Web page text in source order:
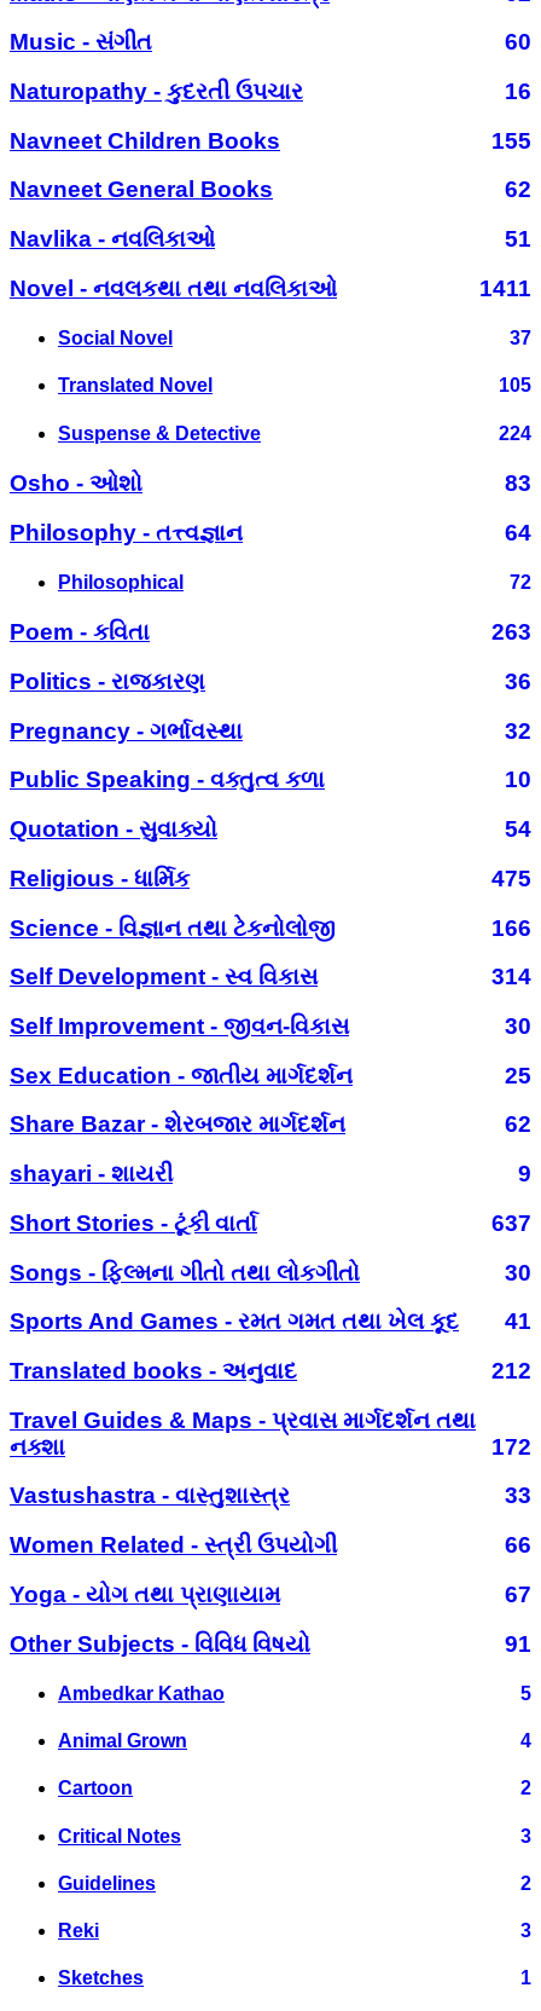
Music - સંગીત
60
Naturopathy - કુદરતી ઉપચાર
16
Navneet Children Books
155
Navneet General Books
62
Navlika - નવલિકાઓ
51
Novel - નવલકથા તથા નવલિકાઓ
1411
Social Novel 37
Translated Novel 105
Suspense & Detective 224
Osho - ઓશો
83
Philosophy - તત્ત્વજ્ઞાન
64
Philosophical 72
Poem - કવિતા
263
Politics - રાજકારણ
36
Pregnancy - ગર્ભાવસ્થા
32
Public Speaking - વક્તુત્વ કળા
10
Quotation - સુવાક્યો
54
Religious - ધાર્મિક
475
Science - વિજ્ઞાન તથા ટેકનોલોજી
166
Self Development - સ્વ વિકાસ
314
Self Improvement - જીવન-વિકાસ
30
Sex Education - જાતીય માર્ગદર્શન
25
Share Bazar - શેરબજાર માર્ગદર્શન
62
shayari - શાયરી
9
Short Stories - ટૂંકી વાર્તા
637
Songs - ફિલ્મના ગીતો તથા લોકગીતો
30
Sports And Games - રમત ગમત તથા ખેલ કૂદ
41
Translated books - અનુવાદ
212
Travel Guides & Maps - પ્રવાસ માર્ગદર્શન તથા
નક્શા
172
Vastushastra - વાસ્તુશાસ્ત્ર
33
Women Related - સ્ત્રી ઉપયોગી
66
Yoga - યોગ તથા પ્રાણાયામ
67
Other Subjects - વિવિધ વિષયો
91
Ambedkar Kathao 5
Animal Grown 4
Cartoon 2
Critical Notes 3
Guidelines 2
Reki 3
Sketches 1